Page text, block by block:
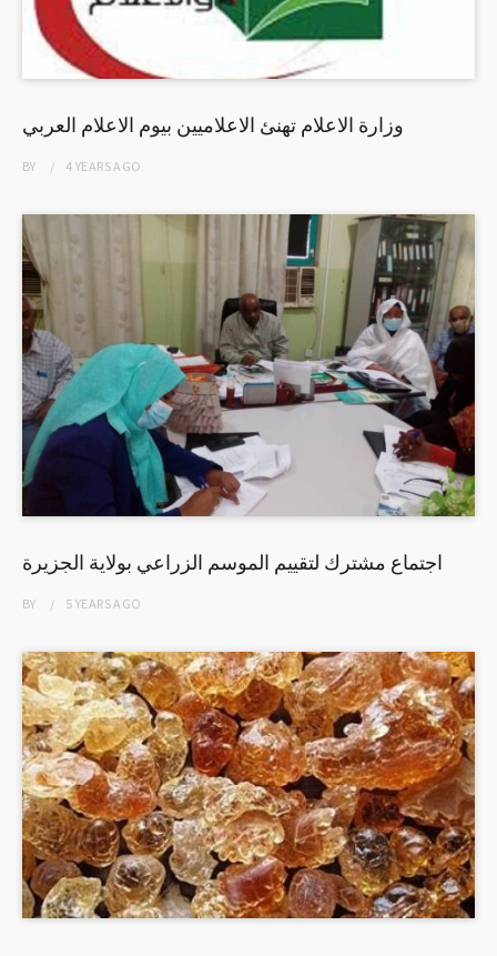
وزارة الاعلام تهنئ الاعلاميين بيوم الاعلام العربي
BY 4 YEARSAGO
اجتماع مشترك لتقييم الموسم الزراعي بولاية الجزيرة
BY 5 YEARSAGO